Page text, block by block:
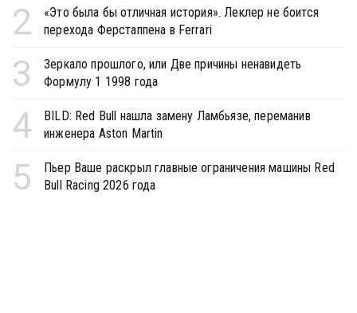
2
«Это была бы отличная история». Леклер не боится
перехода Ферстаппена в Ferrari
3
Зеркало прошлого, или Две причины ненавидеть
Формулу 1 1998 года
4
BILD: Red Bull нашла замену Ламбьязе, переманив
инженера Aston Martin
5
Пьер Ваше раскрыл главные ограничения машины Red
Bull Racing 2026 года